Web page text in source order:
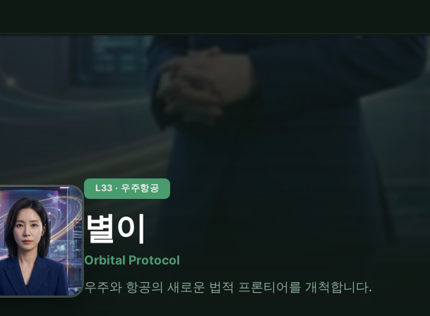
L33 · 우주항공
별이
Orbital Protocol
우주와 항공의 새로운 법적 프론티어를 개척합니다.